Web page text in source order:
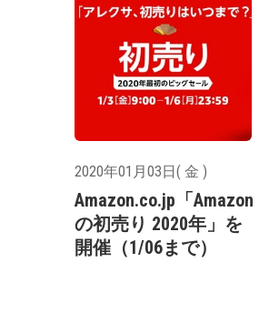
2020年01月03日( 金 )
Amazon.co.jp「Amazon
の初売り 2020年」を
開催（1/06まで）